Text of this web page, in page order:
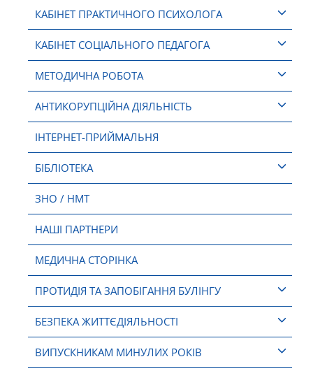
КАБІНЕТ ПРАКТИЧНОГО ПСИХОЛОГА
КАБІНЕТ СОЦІАЛЬНОГО ПЕДАГОГА
МЕТОДИЧНА РОБОТА
АНТИКОРУПЦІЙНА ДІЯЛЬНІСТЬ
ІНТЕРНЕТ-ПРИЙМАЛЬНЯ
БІБЛІОТЕКА
ЗНО / НМТ
НАШІ ПАРТНЕРИ
МЕДИЧНА СТОРІНКА
ПРОТИДІЯ ТА ЗАПОБІГАННЯ БУЛІНГУ
БЕЗПЕКА ЖИТТЄДІЯЛЬНОСТІ
ВИПУСКНИКАМ МИНУЛИХ РОКІВ